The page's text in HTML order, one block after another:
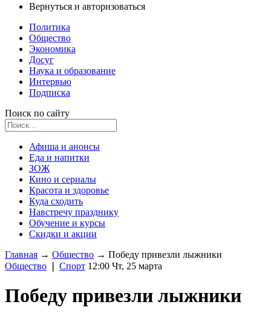
Вернуться и авторизоваться
Политика
Общество
Экономика
Досуг
Наука и образование
Интервью
Подписка
Поиск по сайту
Афиша и анонсы
Еда и напитки
ЗОЖ
Кино и сериалы
Красота и здоровье
Куда сходить
Навстречу празднику
Обучение и курсы
Скидки и акции
Главная → Общество → Победу привезли лыжники
Общество
Спорт 12:00 Чт, 25 марта
Победу привезли лыжники